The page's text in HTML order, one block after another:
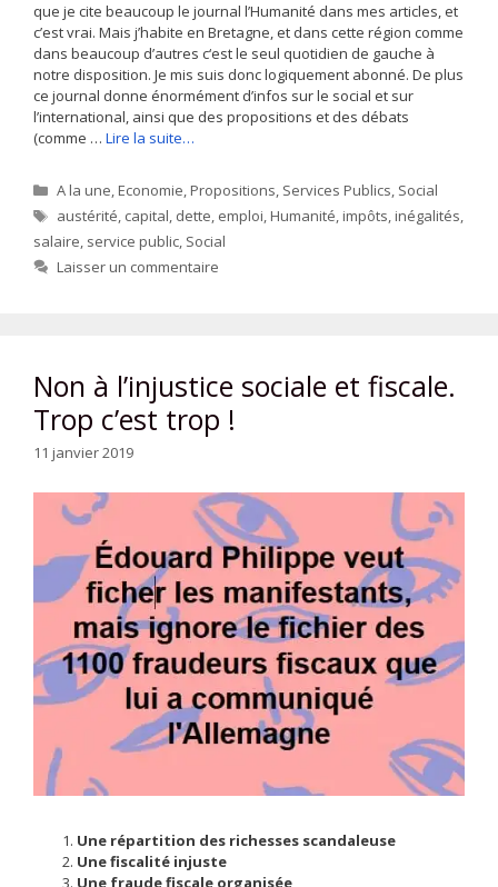
que je cite beaucoup le journal l’Humanité dans mes articles, et
c’est vrai. Mais j’habite en Bretagne, et dans cette région comme
dans beaucoup d’autres c‘est le seul quotidien de gauche à
notre disposition. Je mis suis donc logiquement abonné. De plus
ce journal donne énormément d’infos sur le social et sur
l’international, ainsi que des propositions et des débats
(comme … Lire la suite…
Catégories
A la une,Economie,Propositions, Services Publics, Social
Étiquettes
austérité, capital, dette, emploi,Humanité,impôts,inégalités,
salaire, service public, Social
Laisser un commentaire
Non à l’injustice sociale et fiscale.
Trop c’est trop !
11 janvier 2019
Une répartition des richesses scandaleuse
Une fiscalité injuste
Une fraude fiscale organisée